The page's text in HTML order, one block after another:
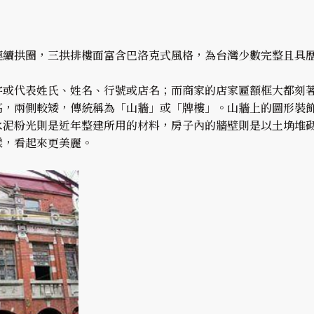
拱圈，三拱排樓面富含巴洛克式風格，為台灣少數完整且具
代表姓氏、姓名、行號或店名；而商家的店家匾額框大都
兩側較矮，傳統稱為「山牆」或「牌樓」。山牆上的圖形
粉光則是近年整建所用的材料，房子內的牆壁則是以土埆
看起來更美麗。